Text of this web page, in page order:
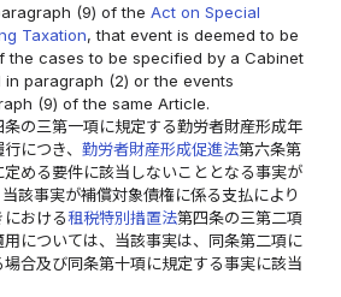
(9) of theAct on Special
Taxation, that event is deemed to be
the cases to be specified by a Cabinet
paragraph (2) or the events
(9) of the same Article.
条の三第一項に規定する勤労者財産形成年
につき、勤労者財産形成促進法第六条第
める要件に該当しないこととなる事実が
該事実が補償対象債権に係る支払により
における租税特別措置法第四条の三第二項
については、当該事実は、同条第二項に
合及び同条第十項に規定する事実に該当